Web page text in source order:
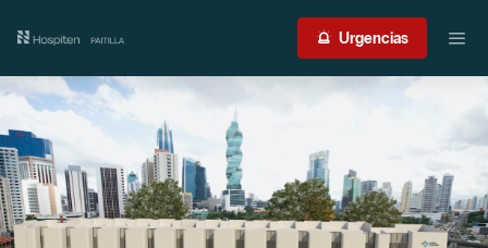
Urgencias
Guía del paciente
Atención médica
Servicios